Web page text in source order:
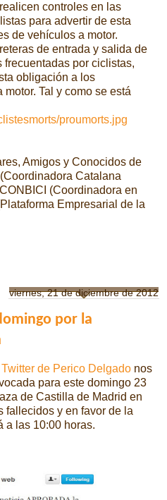
controles en las
para advertir de esta
de vehículos a motor.
de entrada y salida de
frecuentadas por ciclistas,
obligación a los
Tal y como se está
proumorts.jpg
Amigos y Conocidos de
Catalana
(Coordinadora en
Empresarial de la
viernes, 21 de diciembre de 2012
por la
de Perico Delgado nos
para este domingo 23
de Castilla de Madrid en
fallecidos y en favor de la
a las 10:00 horas.